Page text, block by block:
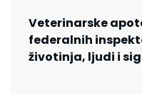
Veterinarske
federalnih
životinja, ljudi i